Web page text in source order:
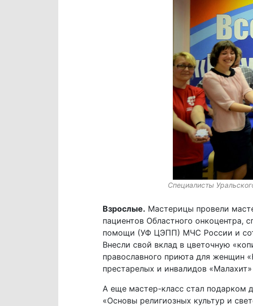
Специалисты
Взрослые. Мастерицы провели
пациентов Областного онкоцентра,
помощи (УФ ЦЭПП) МЧС России и
Внесли свой вклад в цветочную
православного приюта для женщин
престарелых и инвалидов
А еще мастер-класс стал подарком
«Основы религиозных культур и